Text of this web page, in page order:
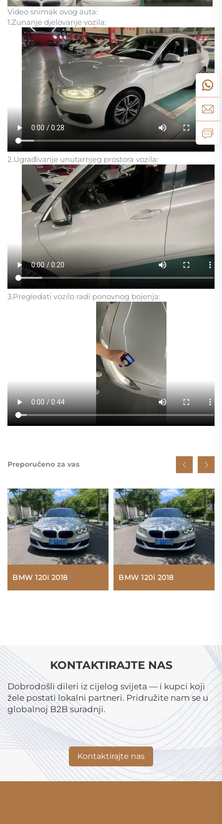
Video snimak ovog auta:
1.Zunanje djelovanje vozila:
2.Ugrađivanje unutarnjeg prostora vozila:
3.Pregledati vozilo radi ponovnog bojenja:
Preporučeno za vas
BMW 120i 2018 BMW 120i 2018
KONTAKTIRAJTE NAS
Dobrodošli dileri iz cijelog svijeta — i kupci koji
žele postati lokalni partneri. Pridružite nam se u
globalnoj B2B suradnji.
Kontaktirajte nas